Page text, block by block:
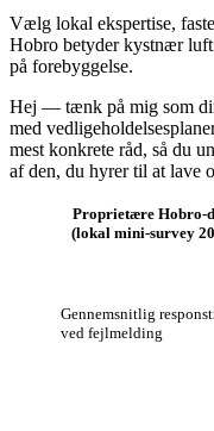
Vælg lokal ekspertise,
Hobro betyder kystnær
på forebyggelse.
Hej — tænk på mig som
med
mest konkrete råd, så du
af den, du hyrer til at lave
Proprietære
(lokal mini‑survey
Gennemsnitlig
ved fejlmelding